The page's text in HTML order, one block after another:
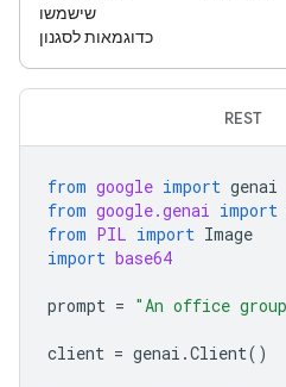
שישמשו
כדוגמאות לסגנון
REST
from google import genai
from google.genai import
from PIL import Image
import base64
prompt = "An office
client = genai .Client()